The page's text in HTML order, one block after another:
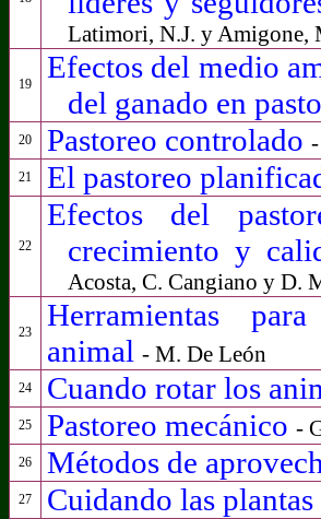
Latimori, N.J. y Amigone,
19
Efectos del medio
del ganado en
20 Pastoreo controlado
21 El pastoreo
22
Efectos del
crecimiento y
Acosta, C. Cangiano y D.
23 Herramientas para
animal - M. De León
24 Cuando rotar los
25 Pastoreo mecánico -
26 Métodos de
27 Cuidando las plantas